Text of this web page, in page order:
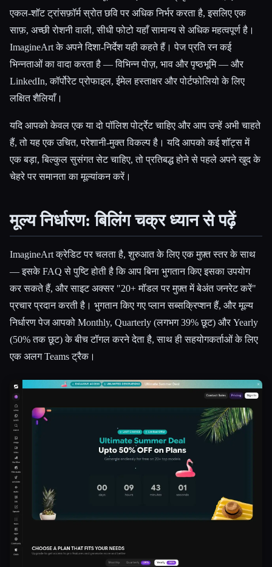
एकल-शॉट ट्रांसफ़ॉर्म स्रोत छवि पर अधिक निर्भर करता है, इसलिए एक
साफ़, अच्छी रोशनी वाली, सीधी फोटो यहाँ सामान्य से अधिक महत्वपूर्ण है।
ImagineArt के अपने दिशा-निर्देश यही कहते हैं। पेज प्रति रन कई
भिन्नताओं का वादा करता है — विभिन्न पोज़, भाव और पृष्ठभूमि — और
LinkedIn, कॉर्पोरेट प्रोफाइल, ईमेल हस्ताक्षर और पोर्टफोलियो के लिए
लक्षित शैलियाँ।
यदि आपको केवल एक या दो पॉलिश पोर्ट्रेट चाहिए और आप उन्हें अभी चाहते
हैं, तो यह एक उचित, परेशानी-मुक्त विकल्प है। यदि आपको कई शॉट्स में
एक बड़ा, बिल्कुल सुसंगत सेट चाहिए, तो प्रतिबद्ध होने से पहले अपने खुद के
चेहरे पर समानता का मूल्यांकन करें।
मूल्य निर्धारण: बिलिंग चक्र ध्यान से पढ़ें
ImagineArt क्रेडिट पर चलता है, शुरुआत के लिए एक मुफ़्त स्तर के साथ
— इसके FAQ से पुष्टि होती है कि आप बिना भुगतान किए इसका उपयोग
कर सकते हैं, और साइट अक्सर "20+ मॉडल पर मुफ़्त में बेअंत जनरेट करें"
प्रचार प्रदान करती है। भुगतान किए गए प्लान सब्सक्रिप्शन हैं, और मूल्य
निर्धारण पेज आपको Monthly, Quarterly (लगभग 39% छूट) और Yearly
(50% तक छूट) के बीच टॉगल करने देता है, साथ ही सहयोगकर्ताओं के लिए
एक अलग Teams ट्रैक।